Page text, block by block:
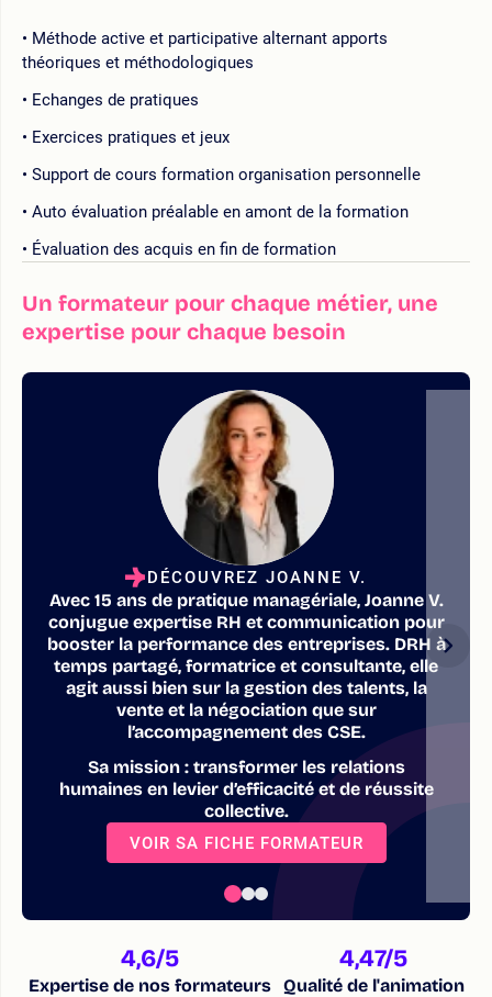
Méthode active et participative alternant apports
théoriques et méthodologiques
Echanges de pratiques
Exercices pratiques et jeux
Support de cours formation organisation personnelle
Auto évaluation préalable en amont de la formation
Évaluation des acquis en fin de formation
Un formateur pour chaque métier, une
expertise pour chaque besoin
DÉCOUVREZ JOANNE V.
Avec 15 ans de pratique managériale, Joanne V.
conjugue expertise RH et communication pour
booster la performance des entreprises. DRH à
temps partagé, formatrice et consultante, elle
agit aussi bien sur la gestion des talents, la
vente et la négociation que sur
l’accompagnement des CSE.
Sa mission : transformer les relations
humaines en levier d’efficacité et de réussite
collective.
VOIR SA FICHE FORMATEUR
4,6/5
Expertise de nos formateurs
4,47/5
Qualité de l'animation